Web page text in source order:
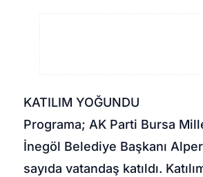
KATILIM YOĞUNDU
Programa; AK Parti Bursa
İnegöl Belediye Başkanı
sayıda vatandaş katıldı.